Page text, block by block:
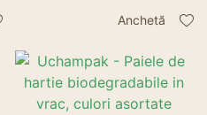
curcubeu Paie de baut
Accesorii10
Anchetă